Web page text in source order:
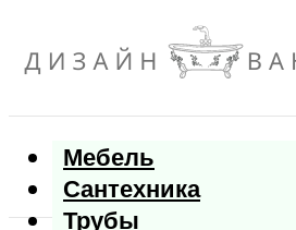
Мебель
Сантехника
Трубы